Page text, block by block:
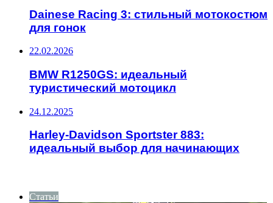
Dainese Racing 3: стильный мотокостюм
для гонок
22.02.2026
BMW R1250GS: идеальный
туристический мотоцикл
24.12.2025
Harley-Davidson Sportster 883:
идеальный выбор для начинающих
Статьи